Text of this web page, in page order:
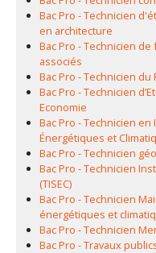
Bac Pro - Technicien
en architecture
Bac Pro - Technicien
associés
Bac Pro - Technicien
Bac Pro - Technicien
Economie
Bac Pro - Technicien
Énergétiques et
Bac Pro - Technicien
Bac Pro - Technicien
(TISEC)
Bac Pro - Technicien
énergétiques et
Bac Pro - Technicien
Bac Pro - Travaux